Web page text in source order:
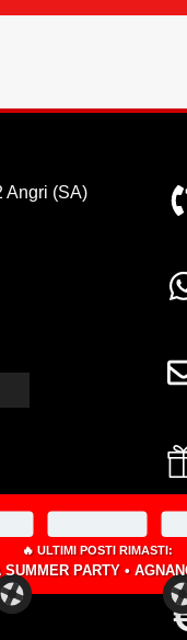
Angri (SA)
&
×
JOVA SUMMER PARTY • AGNANO 05 SETTEMBRE 2026